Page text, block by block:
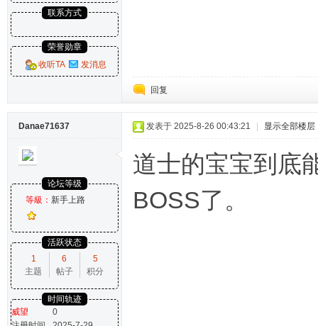
联系方式
荣誉勋章
收听TA
发消息
回复
Danae71637
论坛等级
等級： 新手上路
活跃状态
1
主题
6
帖子
5
积分
时间轨迹
威望
0
发表于 2025-8-26 00:43:21 显示全部楼层
道士的宝宝到底
BOSS了。